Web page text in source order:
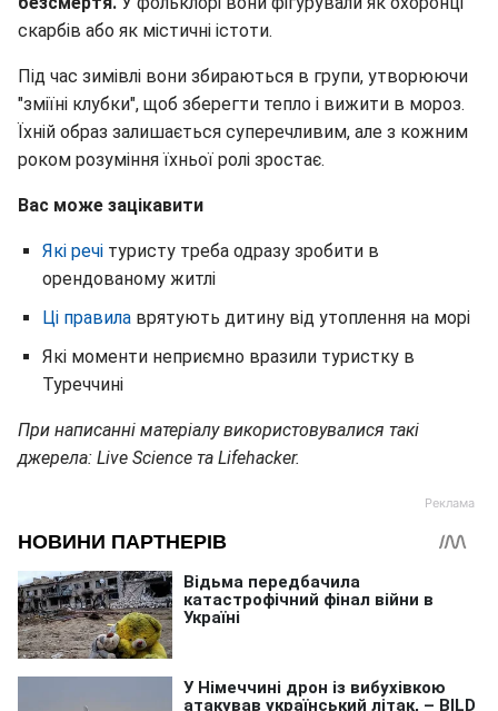
скарбів або як містичні істоти.
Під час зимівлі вони збираються в групи, утворюючи
"зміїні клубки", щоб зберегти тепло і вижити в мороз.
Їхній образ залишається суперечливим, але з кожним
роком розуміння їхньої ролі зростає.
Вас може зацікавити
Які речі туристу треба одразу зробити в
орендованому житлі
Ці правила врятують дитину від утоплення на морі
Які моменти неприємно вразили туристку в
Туреччині
При написанні матеріалу використовувалися такі
джерела: Live Science та Lifehacker.